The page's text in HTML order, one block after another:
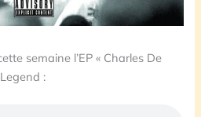
semaine l’EP « Charles De
: